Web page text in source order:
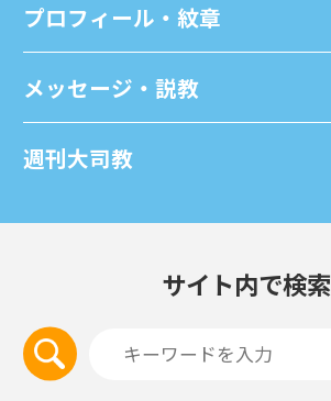
プロフィール・紋章
メッセージ・説教
週刊⼤司教
サイト内で検索